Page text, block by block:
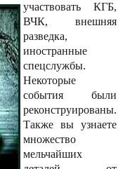
участвовать КГБ,
ВЧК, внешняя
разведка,
иностранные
спецслужбы.
Некоторые
события были
реконструированы.
Также вы узнаете
множество
мельчайших